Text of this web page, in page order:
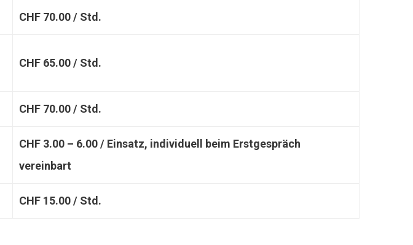
CHF 70.00 / Std.
CHF 65.00 / Std.
CHF 70.00 / Std.
CHF 3.00 – 6.00 / Einsatz, individuell beim Erstgespräch
vereinbart
CHF 15.00 / Std.